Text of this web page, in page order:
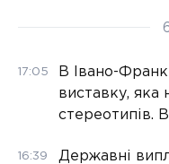
17:05
В Івано-
виставку, яка
стереотипів.
16:39
Державні